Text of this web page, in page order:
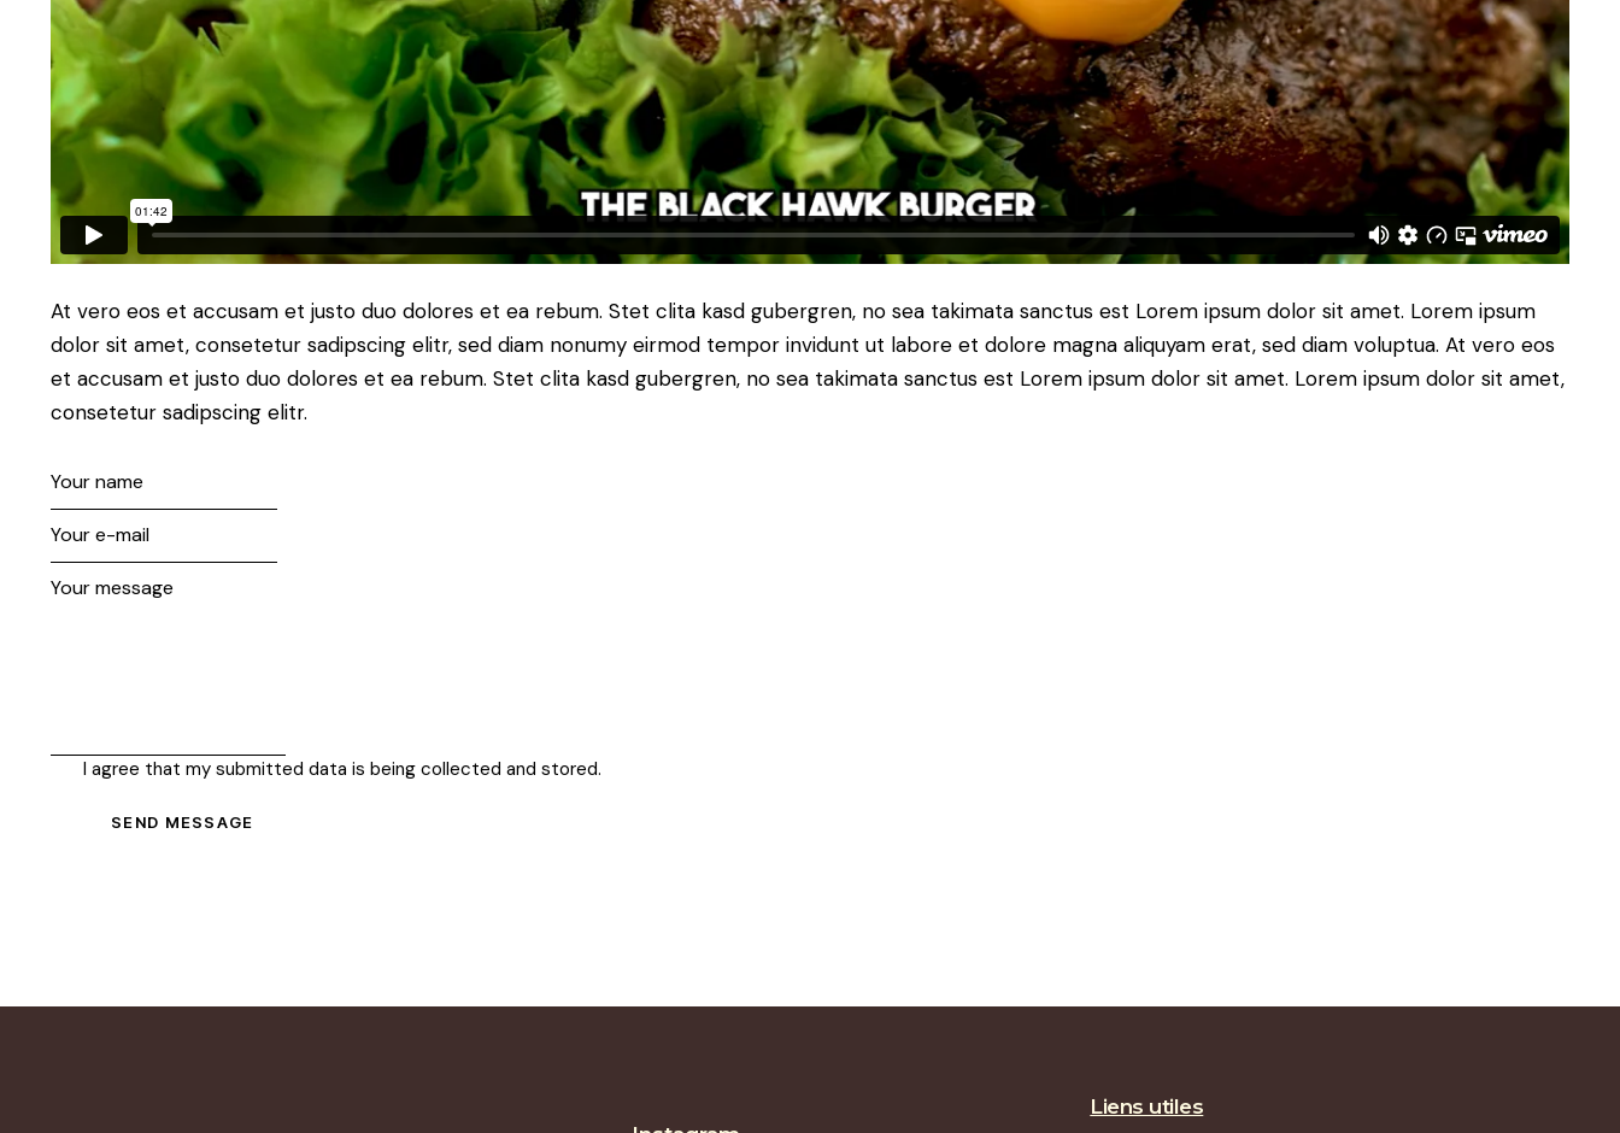
At vero eos et accusam et justo duo dolores et ea rebum. Stet clita kasd gubergren, no sea takimata sanctus est Lorem ipsum dolor sit amet. Lorem ipsum
dolor sit amet, consetetur sadipscing elitr, sed diam nonumy eirmod tempor invidunt ut labore et dolore magna aliquyam erat, sed diam voluptua. At vero eos
et accusam et justo duo dolores et ea rebum. Stet clita kasd gubergren, no sea takimata sanctus est Lorem ipsum dolor sit amet. Lorem ipsum dolor sit amet,
consetetur sadipscing elitr.
I agree that my submitted data is being collected and stored.
SEND MESSAGE
Liens utiles